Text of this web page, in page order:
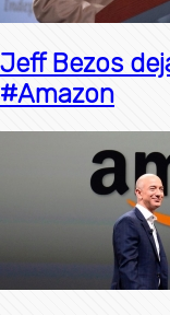
Jeff Bezos
#Amazon